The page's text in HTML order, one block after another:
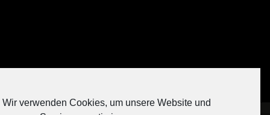
[contact-form-7 404 "Nicht gefunden"]
Wir verwenden Cookies, um unsere Website und